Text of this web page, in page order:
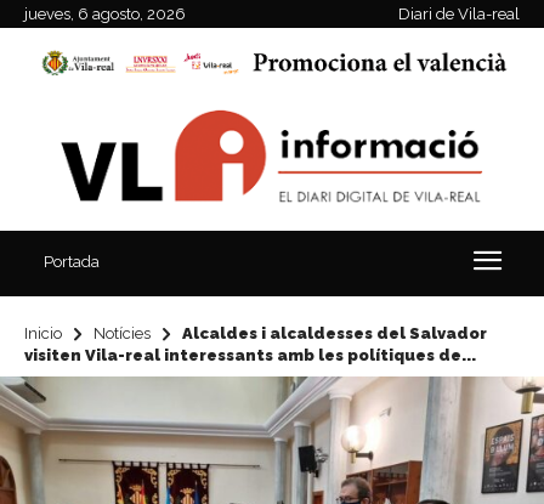
jueves, 6 agosto, 2026 Diari de Vila-real
Portada
Inicio Notícies
Alcaldes i alcaldesses del Salvador
visiten Vila-real interessants amb les polítiques de...